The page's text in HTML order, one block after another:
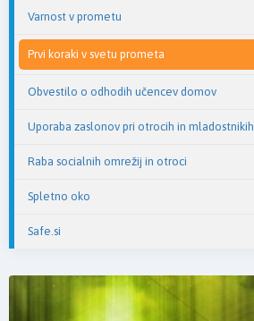
Varnost v prometu
Prvi koraki v svetu prometa
Obvestilo o odhodih učencev domov
Uporaba zaslonov pri otrocih in mladostnikih
Raba socialnih omrežij in otroci
Spletno oko
Safe.si